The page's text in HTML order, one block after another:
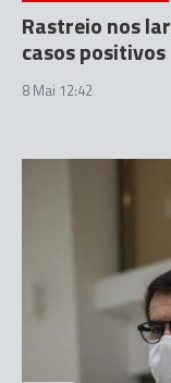
Rastreio nos
casos positivos
8 Mai 12:42